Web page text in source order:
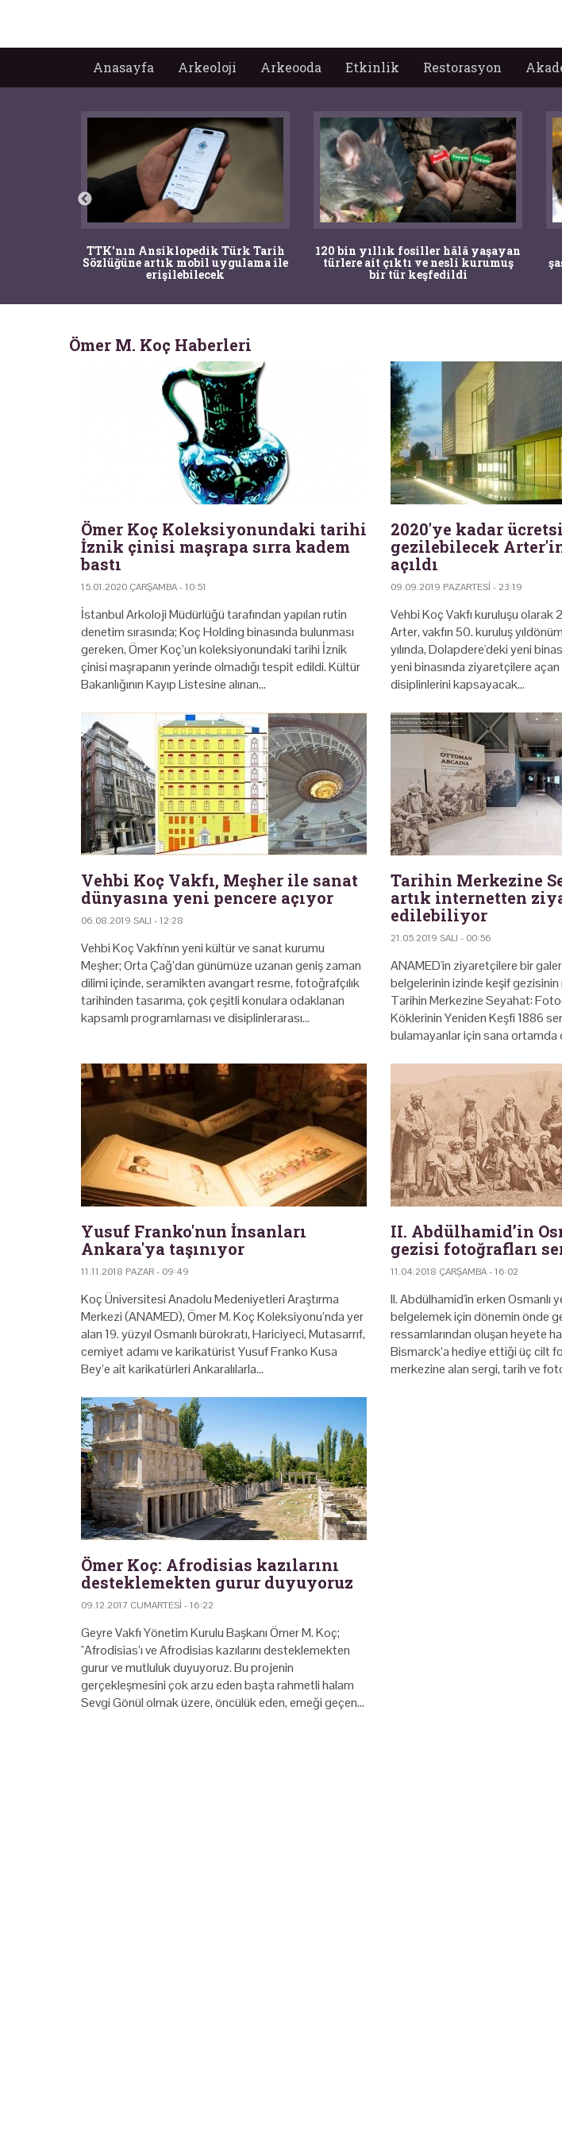
Anasayfa Arkeoloji Arkeooda Etkinlik Restorasyon
TTK'nın Ansiklopedik Türk Tarih
Sözlüğüne artık mobil uygulama ile
erişilebilecek
120 bin yıllık fosiller hâlâ yaşayan
türlere ait çıktı ve nesli kurumuş
bir tür keşfedildi
Ömer M. Koç Haberleri
Ömer Koç Koleksiyonundaki tarihi
İznik çinisi maşrapa sırra kadem
bastı
15.01.2020 ÇARŞAMBA - 10:51
İstanbul Arkoloji Müdürlüğü tarafından yapılan rutin
denetim sırasında; Koç Holding binasında bulunması
gereken, Ömer Koç’un koleksiyonundaki tarihi İznik
çinisi maşrapanın yerinde olmadığı tespit edildi. Kültür
Bakanlığının Kayıp Listesine alınan…
2020'ye kadar
gezilebilecek
açıldı
09.09.2019 PAZARTESI - 23:19
Vehbi Koç Vakfı kuruluşu olarak
Arter, vakfın 50. kuruluş
yılında, Dolapdere'deki yeni
yeni binasında ziyaretçilere
disiplinlerini kapsayacak…
Vehbi Koç Vakfı, Meşher ile sanat
dünyasına yeni pencere açıyor
06.08.2019 SALI - 12:28
Vehbi Koç Vakfı'nın yeni kültür ve sanat kurumu
Meşher; Orta Çağ’dan günümüze uzanan geniş zaman
dilimi içinde, seramikten avangart resme, fotoğrafçılık
tarihinden tasarıma, çok çeşitli konulara odaklanan
kapsamlı programlaması ve disiplinlerarası…
Tarihin Merkezine
artık internetten
edilebiliyor
21.05.2019 SALI - 00:56
ANAMED'in ziyaretçilere bir
belgelerinin izinde keşif gezisinin
Tarihin Merkezine Seyahat:
Köklerinin Yeniden Keşfi 1886
bulamayanlar için sana ortamda
Yusuf Franko'nun İnsanları
Ankara'ya taşınıyor
11.11.2018 PAZAR - 09:49
Koç Üniversitesi Anadolu Medeniyetleri Araştırma
Merkezi (ANAMED), Ömer M. Koç Koleksiyonu’nda yer
alan 19. yüzyıl Osmanlı bürokratı, Hariciyeci, Mutasarrıf,
cemiyet adamı ve karikatürist Yusuf Franko Kusa
Bey’e ait karikatürleri Ankaralılarla…
II. Abdülhamid’in
gezisi fotoğrafları
11.04.2018 ÇARŞAMBA - 16:02
II. Abdülhamid'in erken Osmanlı
belgelemek için dönem­in önde
ressamlarından oluşan heyete
Bismarck’a hediye ettiği üç cilt
merkezine alan sergi, tarih ve
Ömer Koç: Afrodisias kazılarını
desteklemekten gurur duyuyoruz
09.12.2017 CUMARTESI - 16:22
Geyre Vakfı Yönetim Kurulu Başkanı Ömer M. Koç;
"Afrodisias’ı ve Afrodisias kazılarını desteklemekten
gurur ve mutluluk duyuyoruz. Bu projenin
gerçekleşmesini çok arzu eden başta rahmetli halam
Sevgi Gönül olmak üzere, öncülük eden, emeği geçen…